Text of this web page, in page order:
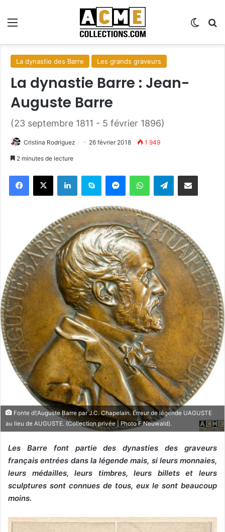
La dynastie des Barre Les grands graveurs
La dynastie Barre : Jean-
Auguste Barre
(23 septembre 1811 - 5 février 1896)
Cristina Rodriguez 26 février 2018 1 949
2 minutes de lecture
Telegram
Fonte d\'Auguste Barre par J.C. Chapelain. Erreur de légende UAGUSTE
au lieu de AUGUSTE. (Collection privée | Photo F.Neuwald).
Les Barre font partie des dynasties des graveurs
français entrées dans la légende mais, si leurs monnaies,
leurs médailles, leurs timbres, leurs billets et leurs
sculptures sont connues de tous, eux le sont beaucoup
moins.